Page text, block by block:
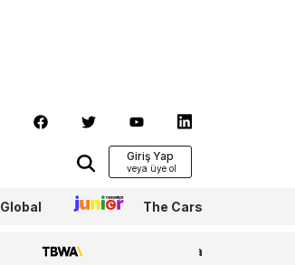
Giriş Yap
Global Junior The Cars
TBWA WPP Media